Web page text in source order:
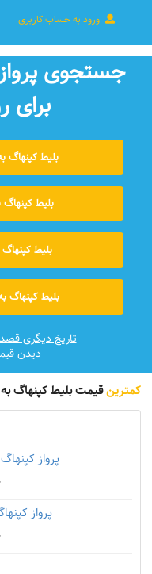
ورود به حساب کاربری
جستجوی
برای
بلیط کپنهاگ به اهواز پنج‌شنبه ۱۵ مرداد
بلیط کپنهاگ به اهواز جمعه ۱۶ مرداد
بلیط کپنهاگ به اهواز شنبه ۱۷ مرداد
بلیط کپنهاگ به اهواز یک‌شنبه ۱۸ مرداد
تاریخ دیگری
دیدن
کمترینقیمت بلیط کپنهاگ به
پرواز
پرواز